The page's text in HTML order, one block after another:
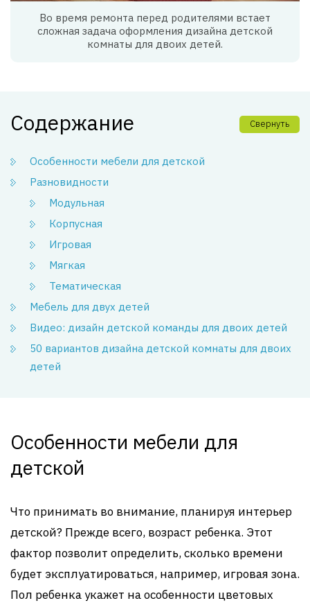
Во время ремонта перед родителями встает
сложная задача оформления дизайна детской
комнаты для двоих детей.
Содержание Свернуть
Особенности мебели для детской
Разновидности
Модульная
Корпусная
Игровая
Мягкая
Тематическая
Мебель для двух детей
Видео: дизайн детской команды для двоих детей
50 вариантов дизайна детской комнаты для двоих
детей
Особенности мебели для
детской
Что принимать во внимание, планируя интерьер
детской? Прежде всего, возраст ребенка. Этот
фактор позволит определить, сколько времени
будет эксплуатироваться, например, игровая зона.
Пол ребенка укажет на особенности цветовых